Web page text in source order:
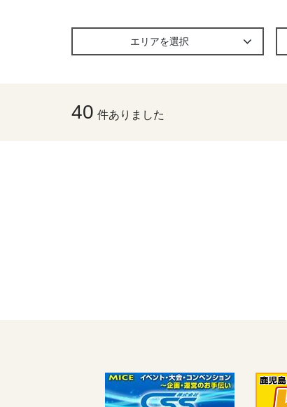
エリアを選択
40 件ありました